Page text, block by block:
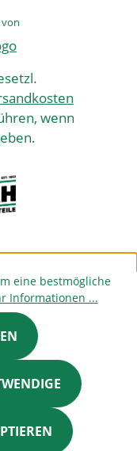
wenn
eine bestmögliche
Informationen ...